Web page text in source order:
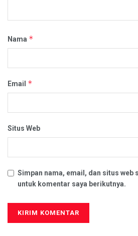
Nama *
Email *
Situs Web
Simpan nama, email, dan situs web
untuk komentar saya berikutnya.